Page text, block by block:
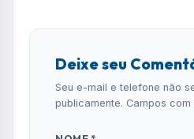
Deixe seu
Seu e-mail e telefone não
publicamente. Campos